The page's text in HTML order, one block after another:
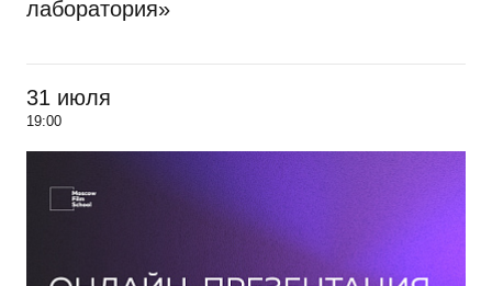
лаборатория»
31 июля
19:00